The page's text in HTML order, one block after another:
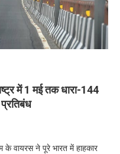
में 1 मई तक धारा-144
के वायरस ने पूरे भारत में हाहकार